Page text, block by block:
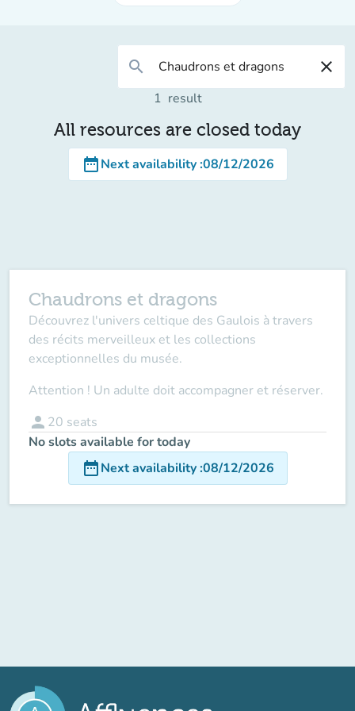
search close
1 result
All resources are closed today
date_rangeNext availability:08/12/2026
Chaudrons et dragons
Découvrez l'univers celtique des Gaulois à travers
des récits merveilleux et les collections
exceptionnelles du musée.
Attention ! Un adulte doit accompagner et réserver.
person 20 seats
No slots available for today
date_rangeNext availability:08/12/2026